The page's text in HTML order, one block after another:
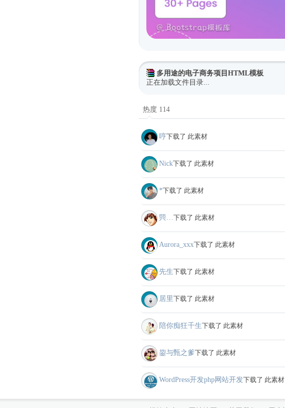
多用途的电子商务项目HTML模板
正在加载文件目录...
热度 114
哼下载了 此素材
Nick下载了 此素材
*下载了 此素材
巺… 下载了 此素材
Aurora_xxx下载了 此素材
先生下载了 此素材
居里下载了 此素材
陪你痴狂千生下载了 此素材
鋆与甄之爹下载了 此素材
WordPress开发php网站开发下载了 此素材